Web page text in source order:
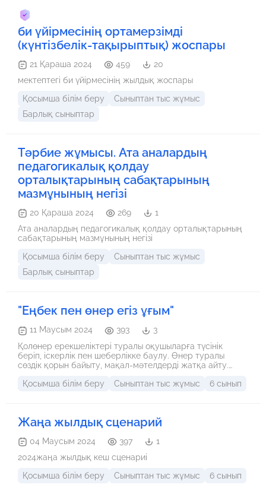
би үйірмесінің ортамерзімді
(күнтізбелік-тақырыптық) жоспары
21 Қараша 2024 459
20
мектептегі би үйірмесінің жылдық жоспары
Қосымша білім беру
Сыныптан тыс жұмыс
Барлық сыныптар
Тәрбие жұмысы. Ата аналардың
педагогикалық қолдау
орталықтарының сабақтарының
мазмұнының негізі
20 Қараша 2024 269
1
Ата аналардың педагогикалық қолдау орталықтарының
сабақтарының мазмұнының негізі
Қосымша білім беру
Сыныптан тыс жұмыс
Барлық сыныптар
"Еңбек пен өнер егіз ұғым"
11 Маусым 2024 393
3
Қолөнер ерекшеліктері туралы оқушыларға түсінік
беріп, іскерлік пен шеберлікке баулу. Өнер туралы
сөздік қорын байыту, мақал-мәтелдерді жатқа айту.
салт –дәстүрді ұлықтауға баулу. Шығармашылық
Қосымша білім беру Сыныптан тыс жұмыс 6 сынып
Жаңа жылдық сценарий
04 Маусым 2024 397
1
2024жаңа жылдық кеш сценариі
Қосымша білім беру
Сыныптан тыс жұмыс 6 сынып